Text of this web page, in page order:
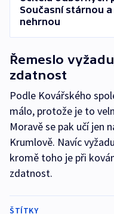
Současní stárnou
nehrnou
Řemeslo
zdatnost
Podle Kovářského
málo, protože je to
Moravě se pak učí jen
Krumlově. Navíc
kromě toho je při
zdatnost.
ŠTÍTKY